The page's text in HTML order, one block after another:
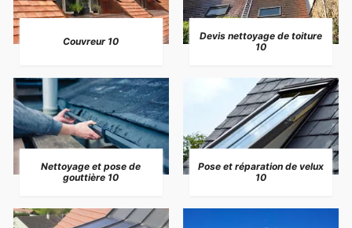
Couvreur 10
Devis nettoyage de toiture
10
Nettoyage et pose de
gouttière 10
Pose et réparation de velux
10